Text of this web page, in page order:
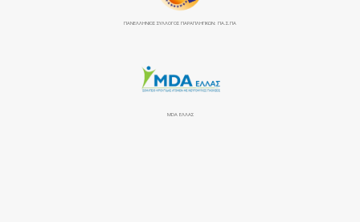
ΠΑΝΕΛΛΉΝΙΟΣ ΣΎΛΛΟΓΟΣ ΠΑΡΑΠΛΗΓΙΚΏΝ: ΠΑ.Σ.ΠΑ
MDA ΕΛΛΑΣ